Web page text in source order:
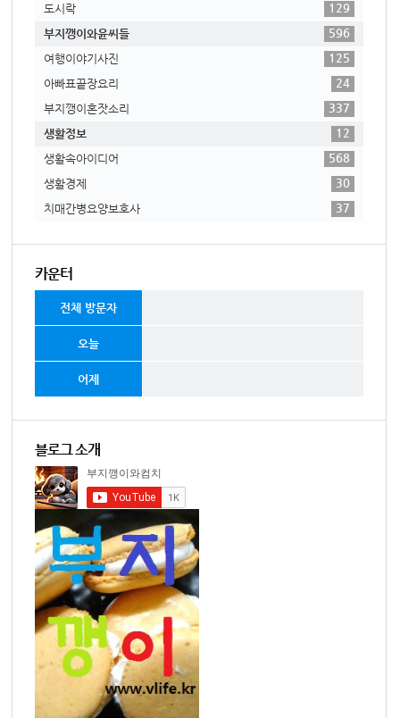
도시락
129
부지깽이와윤씨들
596
여행이야기사진
125
아빠표끝장요리
24
부지깽이혼잣소리
337
생활정보
12
생활속아이디어
568
생활경제
30
치매간병요양보호사
37
카운터
전체 방문자
오늘
어제
블로그 소개